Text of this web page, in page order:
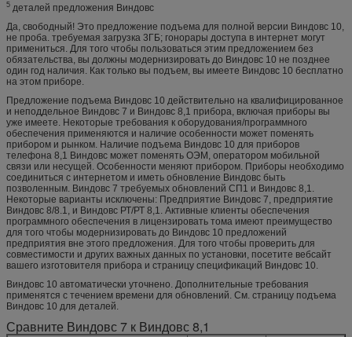
5 деталей предложения Виндовс
Да, свободный! Это предложение подъема для полной версии Виндовс 10,
не проба. требуемая загрузка 3ГБ; гонорары доступа в интернет могут
примениться. Для того чтобы пользоваться этим предложением без
обязательства, вы должны модернизировать до Виндовс 10 не позднее
один год наличия. Как только вы подъем, вы имеете Виндовс 10 бесплатно
на этом приборе.
Предложение подъема Виндовс 10 действительно на квалифицированное
и неподдельное Виндовс 7 и Виндовс 8,1 прибора, включая приборы вы
уже имеете. Некоторые требования к оборудования/программного
обеспечения применяются и наличие особенности может поменять
прибором и рынком. Наличие подъема Виндовс 10 для приборов
телефона 8,1 Виндовс может поменять ОЭМ, оператором мобильной
связи или несущей. Особенности меняют прибором. Приборы необходимо
соединиться с интернетом и иметь обновление Виндовс быть
позволенным. Виндовс 7 требуемых обновлений СП1 и Виндовс 8,1.
Некоторые варианты исключены: Предприятие Виндовс 7, предприятие
Виндовс 8/8.1, и Виндовс РТ/РТ 8,1. Активные клиенты обеспечения
программного обеспечения в лицензировать тома имеют преимущество
для того чтобы модернизировать до Виндовс 10 предложений
предприятия вне этого предложения. Для того чтобы проверить для
совместимости и других важных данных по установки, посетите вебсайт
вашего изготовителя прибора и страницу спецификаций Виндовс 10.
Виндовс 10 автоматически уточнено. Дополнительные требования
применятся с течением времени для обновлений. См. страницу подъема
Виндовс 10 для деталей.
Сравните Виндовс 7 к Виндовс 8,1